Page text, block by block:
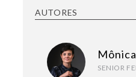
AUTORES
SENIOR